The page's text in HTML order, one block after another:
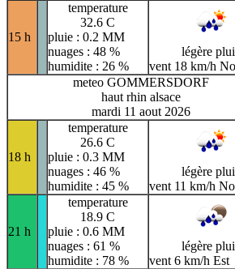
15 h
temperature
32.6 C
pluie : 0.2 MM
nuages : 48 %
humidite : 26 %
légère
vent 18 km/h
meteo GOMMERSDORF
haut rhin alsace
mardi 11 aout 2026
18 h
temperature
26.6 C
pluie : 0.3 MM
nuages : 46 %
humidite : 45 %
légère
vent 11 km/h
21 h
temperature
18.9 C
pluie : 0.6 MM
nuages : 61 %
humidite : 78 %
légère
vent 6 km/h Est